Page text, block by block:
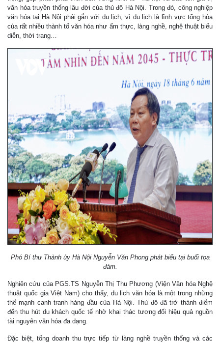
văn hóa truyền thống lâu đời của thủ đô Hà Nội. Trong đó, công nghiệp
văn hóa tại Hà Nội phải gắn với du lịch, vì du lịch là lĩnh vực tổng hòa
của rất nhiều thành tố văn hóa như ẩm thực, làng nghề, nghệ thuật biểu
diễn, thời trang…
Phó Bí thư Thành ủy Hà Nội Nguyễn Văn Phong phát biểu tại buổi tọa
đàm.
Nghiên cứu của PGS.TS Nguyễn Thị Thu Phương (Viện Văn hóa Nghệ
thuật quốc gia Việt Nam) cho thấy, du lịch văn hóa là một trong những
thế mạnh canh tranh hàng đầu của Hà Nội. Thủ đô đã trở thành điểm
đến thu hút du khách quốc tế nhờ khai thác tương đối hiệu quả nguồn
tài nguyên văn hóa đa dạng.
Đặc biệt, tổng doanh thu trực tiếp từ làng nghề truyền thống và các